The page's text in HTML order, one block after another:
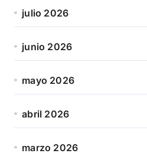
julio 2026
junio 2026
mayo 2026
abril 2026
marzo 2026